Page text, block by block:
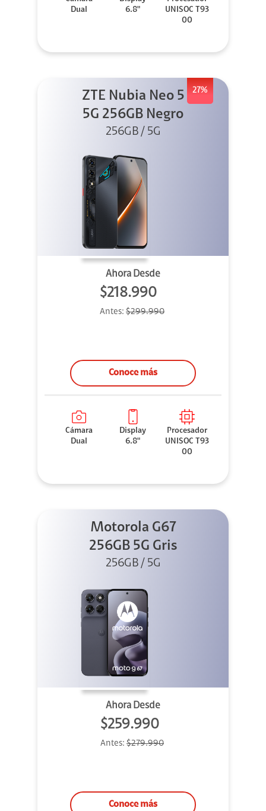
Dual
6.8"
UNISOC T93
00
27%
ZTE Nubia Neo 5
5G 256GB Negro
256GB / 5G
Ahora Desde
$218.990
Antes: $299.990
Conoce más
Cámara
Dual
Display
6.8"
Procesador
UNISOC T93
00
Motorola G67
256GB 5G Gris
256GB / 5G
Ahora Desde
$259.990
Antes: $279.990
Conoce más